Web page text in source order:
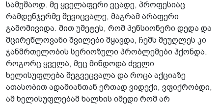
სამუშაოდ. მე ყველაფერი ვცადე, პროფესიაც
რამდენჯერმე შევიცვალე, მაგრამ არაფერი
გამომივიდა. მით უმეტეს, რომ პენსიონერი დედა და
მცირეწლოვანი შვილები მყავდა, ჩემს მეუღლეს კი
ჯანმრთელობის სერიოზული პრობლემები ჰქონდა.
როგორც ყველა, მეც მინდოდა ძველი
ხელისუფლება შეგვეცვალა და როცა აქციაზე
ათასობით ადამიანთან ერთად ვიდექი, ვფიქრობდი,
ამ ხელისუფლებამ ხალხის იმედი რომ არ